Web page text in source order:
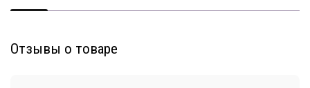
Отзывы о товаре